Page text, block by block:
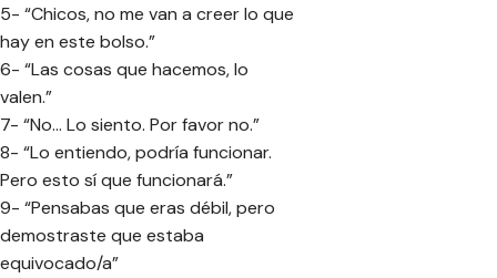
5- “Chicos, no me van a creer lo que
hay en este bolso.”
6- “Las cosas que hacemos, lo
valen.”
7- “No… Lo siento. Por favor no.”
8- “Lo entiendo, podría funcionar.
Pero esto sí que funcionará.”
9- “Pensabas que eras débil, pero
demostraste que estaba
equivocado/a”